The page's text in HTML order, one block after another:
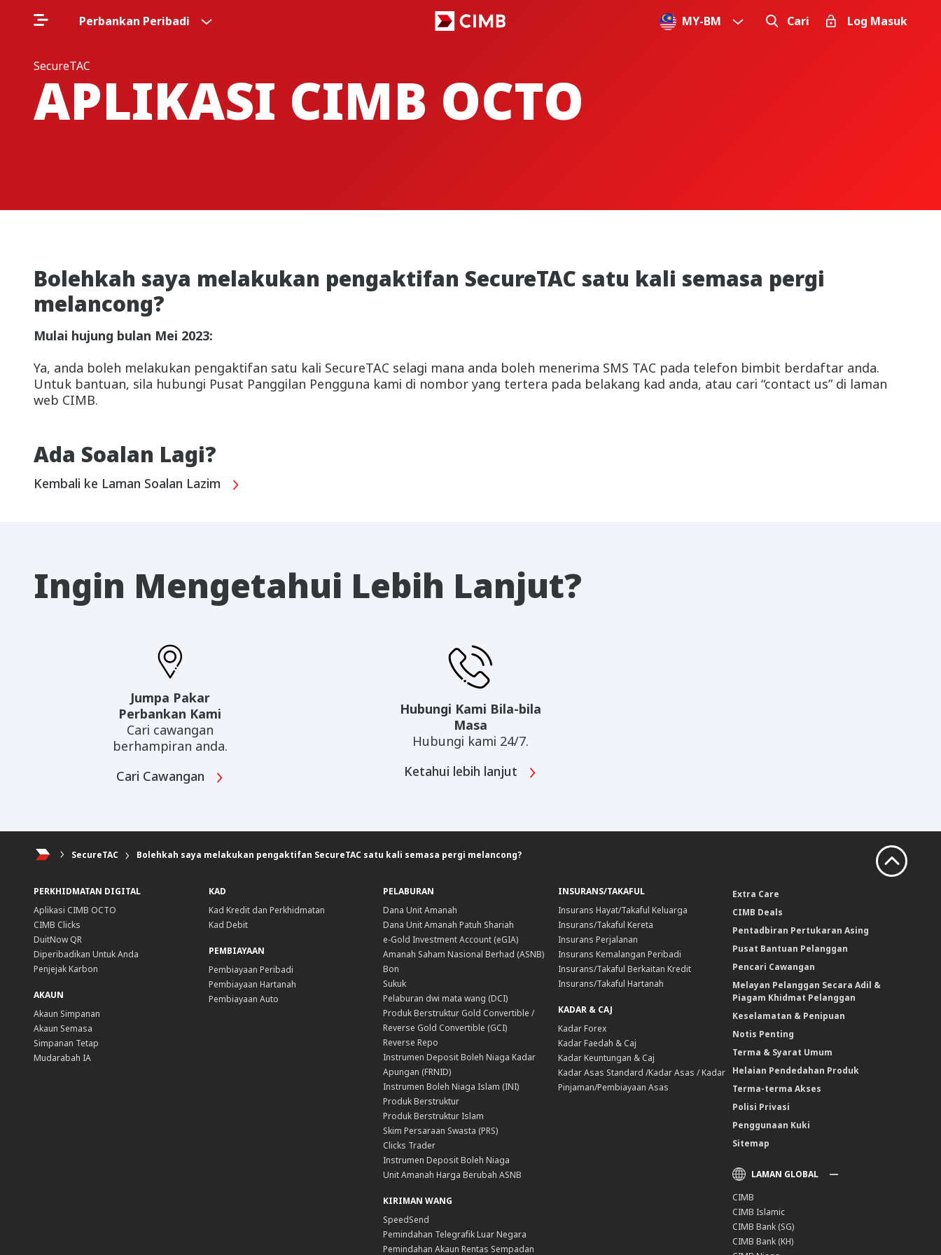
Perbankan Peribadi MY-BM Cari Log Masuk
SecureTAC
APLIKASI CIMB OCTO
Bolehkah saya melakukan pengaktifan SecureTAC satu kali semasa pergi
melancong?
Mulai hujung bulan Mei 2023:
Ya, anda boleh melakukan pengaktifan satu kali SecureTAC selagi mana anda boleh menerima SMS TAC pada telefon bimbit berdaftar anda.
Untuk bantuan, sila hubungi Pusat Panggilan Pengguna kami di nombor yang tertera pada belakang kad anda, atau cari “contact us” di laman
web CIMB.
Ada Soalan Lagi?
Kembali ke Laman Soalan Lazim
Ingin Mengetahui Lebih Lanjut?
Jumpa Pakar
Perbankan Kami
Cari cawangan
berhampiran anda.
Cari Cawangan
Hubungi Kami Bila-bila
Masa
Hubungi kami 24/7.
Ketahui lebih lanjut
SecureTAC Bolehkah saya melakukan pengaktifan SecureTAC satu kali semasa pergi melancong?
PERKHIDMATAN DIGITAL
Aplikasi CIMB OCTO
CIMB Clicks
DuitNow QR
Diperibadikan Untuk Anda
Penjejak Karbon
AKAUN
Akaun Simpanan
Akaun Semasa
Simpanan Tetap
Mudarabah IA
KAD
Kad Kredit dan Perkhidmatan
Kad Debit
PEMBIAYAAN
Pembiayaan Peribadi
Pembiayaan Hartanah
Pembiayaan Auto
PELABURAN
Dana Unit Amanah
Dana Unit Amanah Patuh Shariah
e-Gold Investment Account (eGIA)
Amanah Saham Nasional Berhad (ASNB)
Bon
Sukuk
Pelaburan dwi mata wang (DCI)
Produk Berstruktur Gold Convertible /
Reverse Gold Convertible (GCI)
Reverse Repo
Instrumen Deposit Boleh Niaga Kadar
Apungan (FRNID)
Instrumen Boleh Niaga Islam (INI)
Produk Berstruktur
Produk Berstruktur Islam
Skim Persaraan Swasta (PRS)
Clicks Trader
Instrumen Deposit Boleh Niaga
Unit Amanah Harga Berubah ASNB
KIRIMAN WANG
SpeedSend
Pemindahan Telegrafik Luar Negara
Pemindahan Akaun Rentas Sempadan
INSURANS/TAKAFUL
Insurans Hayat/Takaful Keluarga
Insurans/Takaful Kereta
Insurans Perjalanan
Insurans Kemalangan Peribadi
Insurans/Takaful Berkaitan Kredit
Insurans/Takaful Hartanah
KADAR & CAJ
Kadar Forex
Kadar Faedah & Caj
Kadar Keuntungan & Caj
Kadar Asas Standard /Kadar Asas / Kadar
Pinjaman/Pembiayaan Asas
Extra Care
CIMB Deals
Pentadbiran Pertukaran Asing
Pusat Bantuan Pelanggan
Pencari Cawangan
Melayan Pelanggan Secara Adil &
Piagam Khidmat Pelanggan
Keselamatan & Penipuan
Notis Penting
Terma & Syarat Umum
Helaian Pendedahan Produk
Terma-terma Akses
Polisi Privasi
Penggunaan Kuki
Sitemap
LAMAN GLOBAL
CIMB
CIMB Islamic
CIMB Bank (SG)
CIMB Bank (KH)